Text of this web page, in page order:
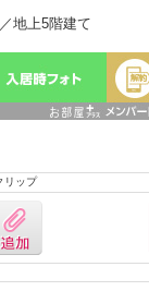
地上5階建て
リップ